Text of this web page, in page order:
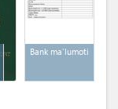
Bank ma'lumoti